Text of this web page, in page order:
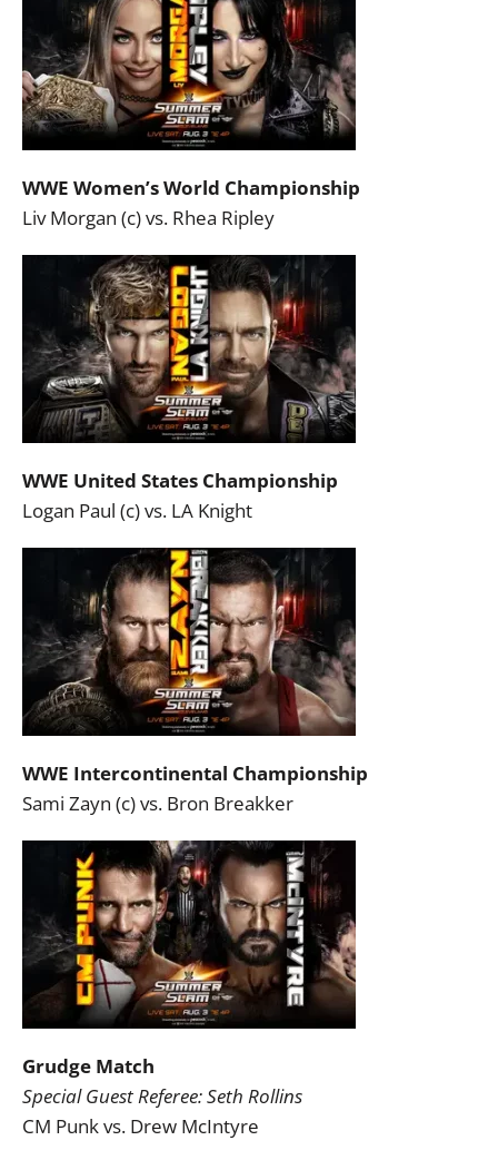
WWE Women’s World Championship
Liv Morgan (c) vs. Rhea Ripley
WWE United States Championship
Logan Paul (c) vs. LA Knight
WWE Intercontinental Championship
Sami Zayn (c) vs. Bron Breakker
Grudge Match
Special Guest Referee: Seth Rollins
CM Punk vs. Drew McIntyre